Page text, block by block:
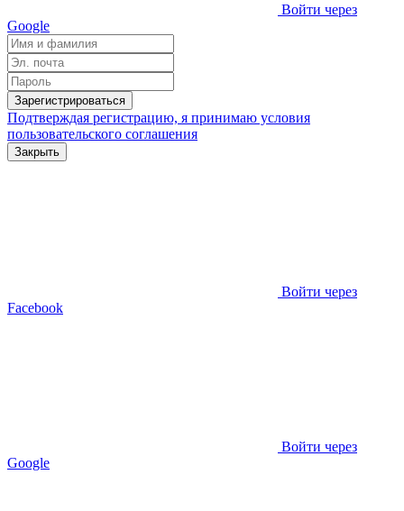
Войти через
Google
Зарегистрироваться
Подтверждая регистрацию, я принимаю условия
пользовательского соглашения
Закрыть
Войти через
Facebook
Войти через
Google